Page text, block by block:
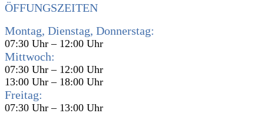
ÖFFUNGSZEITEN
Montag, Dienstag, Donnerstag:
07:30 Uhr – 12:00 Uhr
Mittwoch:
07:30 Uhr – 12:00 Uhr
13:00 Uhr – 18:00 Uhr
Freitag:
07:30 Uhr – 13:00 Uhr